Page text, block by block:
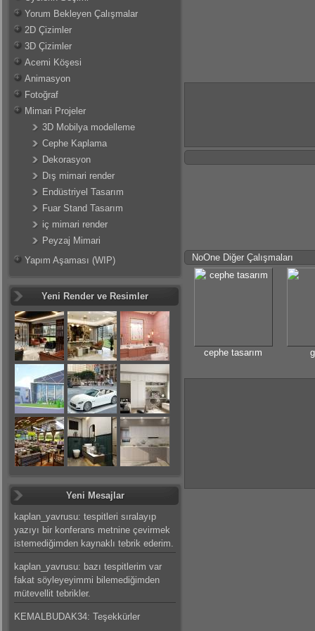
NoOne Diğer Çalışmaları
cephe tasarım
Yorum Bekleyen Çalışmalar
2D Çizimler
3D Çizimler
Acemi Köşesi
Animasyon
Fotoğraf
Mimari Projeler
3D Mobilya modelleme
Cephe Kaplama
Dekorasyon
Dış mimari render
Endüstriyel Tasarım
Fuar Stand Tasarım
iç mimari render
Peyzaj Mimari
Yapım Aşaması (WIP)
Yeni Render ve Resimler
Yeni Mesajlar
kaplan_yavrusu: tespitleri sıralayıp
yazıyı bir konferans metnine çevirmek
istemediğimden kaynaklı tebrik ederim.
kaplan_yavrusu: bazı tespitlerim var
fakat söyleyeyimmi bilemediğimden
mütevellit tebrikler.
KEMALBUDAK34: Teşekkürler